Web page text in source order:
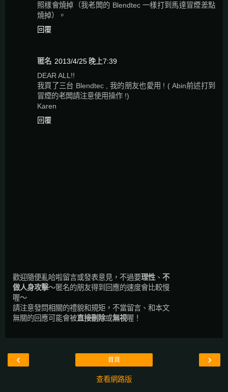
照樣會燒掉（我老闆的 Blendtec 一樣打到馬達冒煙差點
燒掉）。
回覆
匿名 2013/4/25 晚上7:39
DEAR ALL!!
我買了三台 Blendtec , 我的朋友也愛用 ! ( Abin前述打到
冒煙的老闆請注意使用操作 !)
Karen
回覆
歡迎隨便亂哈啦留言或發表意見，不過要理性 、 不
做人身攻擊～匿名的朋友得到回應的速度會比較慢
喔～
請注意發問相關的禮貌和規矩，不當留言、和本文
無關的回應可能會被直接刪除或無視喔！
‹ ›
首頁
查看網路版